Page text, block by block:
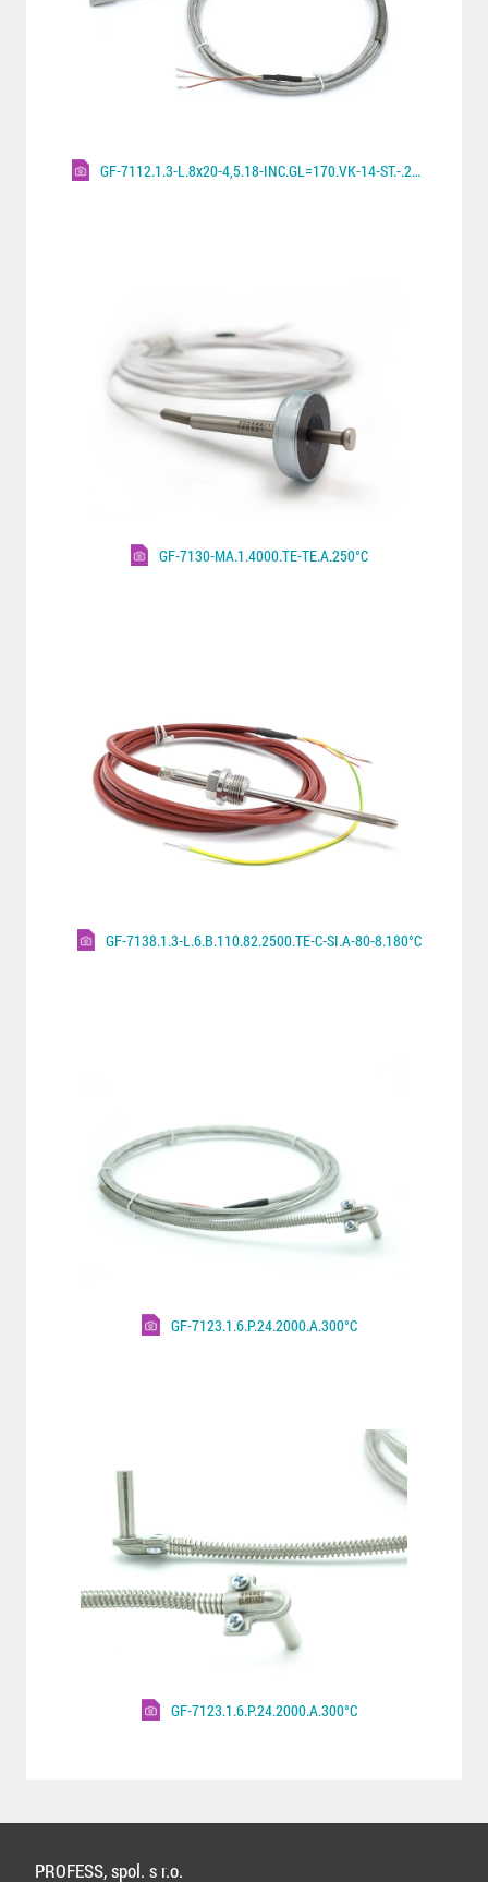
GF-7112.1.3-L.8x20-4,5.18-INC.GL=170.VK-14-ST.-.2000.A.600°C
GF-7130-MA.1.4000.TE-TE.A.250°C
GF-7138.1.3-L.6.B.110.82.2500.TE-C-SI.A-80-8.180°C
GF-7123.1.6.P.24.2000.A.300°C
GF-7123.1.6.P.24.2000.A.300°C
PROFESS, spol. s r.o.